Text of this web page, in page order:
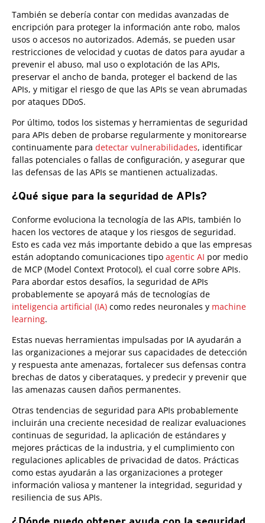
También se debería contar con medidas avanzadas de
encripción para proteger la información ante robo, malos
usos o accesos no autorizados. Además, se pueden usar
restricciones de velocidad y cuotas de datos para ayudar a
prevenir el abuso, mal uso o explotación de las APIs,
preservar el ancho de banda, proteger el backend de las
APIs, y mitigar el riesgo de que las APIs se vean abrumadas
por ataques DDoS.
Por último, todos los sistemas y herramientas de seguridad
para APIs deben de probarse regularmente y monitorearse
continuamente para detectar vulnerabilidades, identificar
fallas potenciales o fallas de configuración, y asegurar que
las defensas de las APIs se mantienen actualizadas.
¿Qué sigue para la seguridad de APIs?
Conforme evoluciona la tecnología de las APIs, también lo
hacen los vectores de ataque y los riesgos de seguridad.
Esto es cada vez más importante debido a que las empresas
están adoptando comunicaciones tipo agentic AI por medio
de MCP (Model Context Protocol), el cual corre sobre APIs.
Para abordar estos desafíos, la seguridad de APIs
probablemente se apoyará más de tecnologías de
inteligencia artificial (IA) como redes neuronales y machine
learning.
Estas nuevas herramientas impulsadas por IA ayudarán a
las organizaciones a mejorar sus capacidades de detección
y respuesta ante amenazas, fortalecer sus defensas contra
brechas de datos y ciberataques, y predecir y prevenir que
las amenazas causen daños permanentes.
Otras tendencias de seguridad para APIs probablemente
incluirán una creciente necesidad de realizar evaluaciones
continuas de seguridad, la aplicación de estándares y
mejores prácticas de la industria, y el cumplimiento con
regulaciones aplicables de privacidad de datos. Prácticas
como estas ayudarán a las organizaciones a proteger
información valiosa y mantener la integridad, seguridad y
resiliencia de sus APIs.